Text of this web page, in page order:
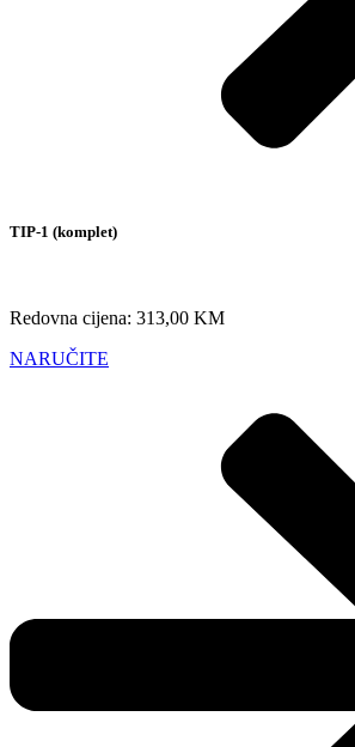
TIP-1 (komplet)
Redovna cijena: 313,00 KM
NARUČITE